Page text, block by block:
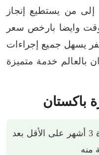
إلى من يستطيع إنجاز
وايضا بارخص سعر
يسهل جميع إجراءات
بالعالم خدمة متميزة
باكستان
جواز سفر سارى المفعول لمدة 3 أشهر على الأقل بعد
منه